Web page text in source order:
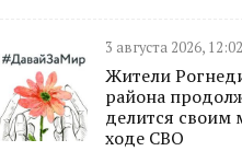
3 августа 2026, 12:02
Жители
района
делится своим
ходе СВО